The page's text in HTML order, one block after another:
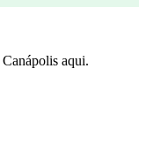
Canápolis aqui.